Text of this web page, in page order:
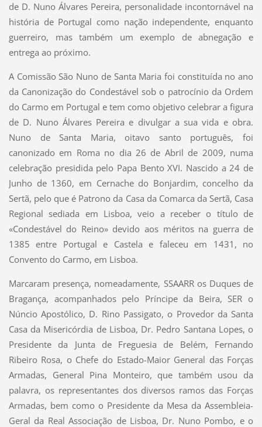
de D. Nuno Álvares Pereira, personalidade incontornável na
história de Portugal como nação independente, enquanto
guerreiro, mas também um exemplo de abnegação e
entrega ao próximo.
A Comissão São Nuno de Santa Maria foi constituída no ano
da Canonização do Condestável sob o patrocínio da Ordem
do Carmo em Portugal e tem como objetivo celebrar a figura
de D. Nuno Álvares Pereira e divulgar a sua vida e obra.
Nuno de Santa Maria, oitavo santo português, foi
canonizado em Roma no dia 26 de Abril de 2009, numa
celebração presidida pelo Papa Bento XVI. Nascido a 24 de
Junho de 1360, em Cernache do Bonjardim, concelho da
Sertã, pelo que é Patrono da Casa da Comarca da Sertã, Casa
Regional sediada em Lisboa, veio a receber o título de
«Condestável do Reino» devido aos méritos na guerra de
1385 entre Portugal e Castela e faleceu em 1431, no
Convento do Carmo, em Lisboa.
Marcaram presença, nomeadamente, SSAARR os Duques de
Bragança, acompanhados pelo Príncipe da Beira, SER o
Núncio Apostólico, D. Rino Passigato, o Provedor da Santa
Casa da Misericórdia de Lisboa, Dr. Pedro Santana Lopes, o
Presidente da Junta de Freguesia de Belém, Fernando
Ribeiro Rosa, o Chefe do Estado-Maior General das Forças
Armadas, General Pina Monteiro, que também usou da
palavra, os representantes dos diversos ramos das Forças
Armadas, bem como o Presidente da Mesa da Assembleia-
Geral da Real Associação de Lisboa, Dr. Nuno Pombo, e o